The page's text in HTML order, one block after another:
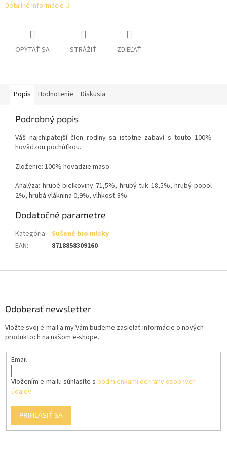
Detailné informácie
OPÝTAŤ SA STRÁŽIŤ ZDIEĽAŤ
Popis Hodnotenie Diskusia
Podrobný popis
Váš najchlpatejší člen rodiny sa istotne zabaví s touto 100%
hovädzou pochúťkou.
Zloženie: 100% hovädzie mäso
Analýza: hrubé bielkoviny 71,5%, hrubý tuk 18,5%, hrubý popol
2%, hrubá vláknina 0,9%, vlhkosť 8%.
Dodatočné parametre
Kategória: Sušené bio mlsky
EAN: 8718858309160
Odoberať newsletter
Vložte svoj e-mail a my Vám budeme zasielať informácie o nových
produktoch na našom e-shope.
Email
Vložením e-mailu súhlasíte s podmienkami ochrany osobných
údajov
PRIHLÁSIŤ SA